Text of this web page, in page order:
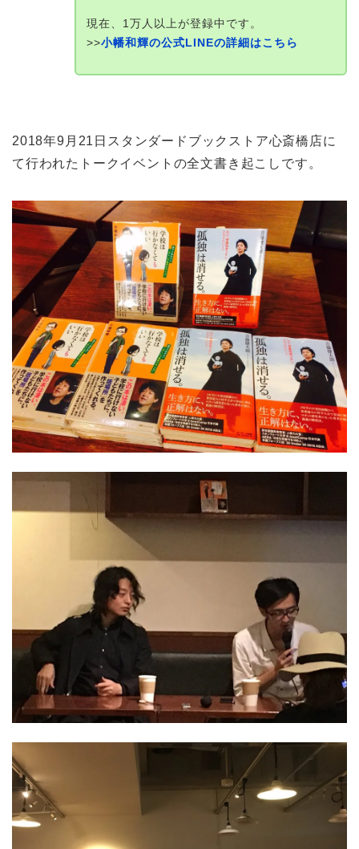
現在、1万人以上が登録中です。
>>小幡和輝の公式LINEの詳細はこちら
2018年9月21日スタンダードブックストア心斎橋店に
て行われたトークイベントの全文書き起こしです。